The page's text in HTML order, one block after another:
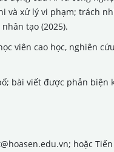
xử lý vi phạm; trách
tạo (2025).
viên cao học, nghiên
bài viết được phản biện
hoặc